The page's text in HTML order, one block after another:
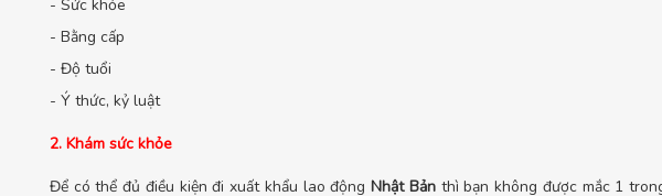
- Sức khỏe
- Bằng cấp
- Độ tuổi
- Ý thức, kỷ luật
2. Khám sức khỏe
Để có thể đủ điều kiện đi xuất khẩu lao độngNhật Bản thì bạn không được mắc 1